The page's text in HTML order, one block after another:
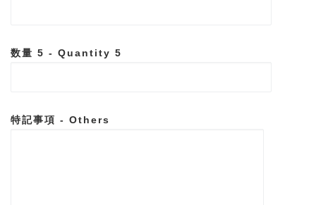
数量 5 - Quantity 5
特記事項 - Others